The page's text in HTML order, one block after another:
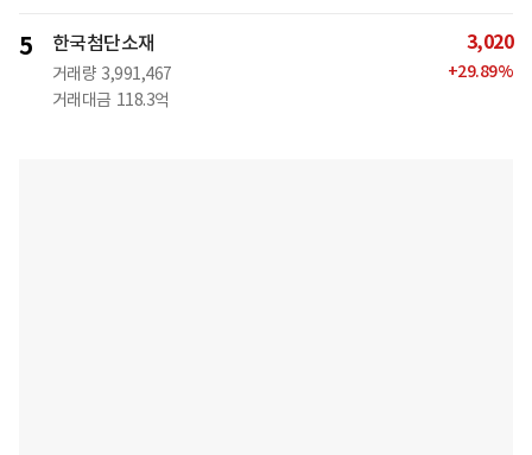
5 한국첨단소재
거래량 3,991,467
거래대금 118.3억
3,020
+29.89%